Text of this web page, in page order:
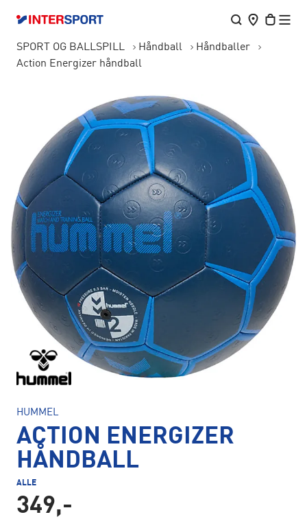
SPORT OG BALLSPILL Håndball
Håndballer
Action Energizer håndball
HUMMEL
ACTION ENERGIZER
HÅNDBALL
ALLE
349,-